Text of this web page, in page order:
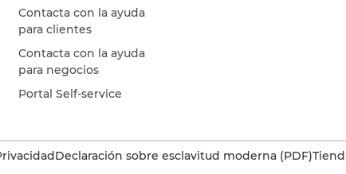
Contacta con la ayuda
para clientes
Contacta con la ayuda
para negocios
Portal Self-service
Declaración sobre esclavitud moderna (PDF)